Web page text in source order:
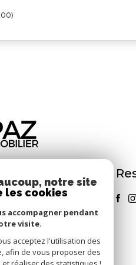
IMMOBILIER
notre site
les cookies
accompagner pendant
visite.
acceptez l'utilisation des
afin de vous proposer des